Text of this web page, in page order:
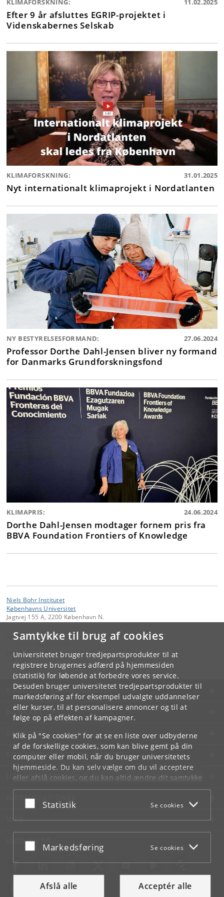
Samtykke til brug af cookies
Universitetet bruger tredjepartsprodukter til at
registrere brugernes adfærd på hjemmesiden
(statistik) for løbende at forbedre vores service.
Desuden bruger universitetet tredjepartsprodukter til
markedsføring af for eksempel udvalgte uddannelser
eller kurser, til at personalisere annoncer og til at
følge op på effekten af kampagner.
Klik på "Se cookies" for at se en liste over udbyderne
af de forskellige cookies, som kan blive gemt på din
computer eller mobil, når du bruger universitetets
hjemmeside. Du kan selv vælge om du vil acceptere
eller afslå cookies, og du kan altid ændre dit samtykke
underCookie- og privatlivspolitiksom du finder i
bunden af hver side.
Acceptér eller afslå
Statistik Se cookies
Acceptér eller afslå
Markedsføring Se cookies
Afslå alle Acceptér alle
KLIMAFORSKNING: 11.02.2025
Efter 9 år afsluttes EGRIP-projektet i
Videnskabernes Selskab
KLIMAFORSKNING: 31.01.2025
Nyt internationalt klimaprojekt i Nordatlanten
NY BESTYRELSESFORMAND: 27.06.2024
Professor Dorthe Dahl-Jensen bliver ny formand
for Danmarks Grundforskningsfond
KLIMAPRIS: 24.06.2024
Dorthe Dahl-Jensen modtager fornem pris fra
BBVA Foundation Frontiers of Knowledge
Niels Bohr Institutet
Københavns Universitet
Jagtvej 155 A, 2200 København N.
Kontakt:
Is-, klima- og geofysik
pice@nbi .ku.dk
KØBENHAVNS UNIVERSITET
KONTAKT
SERVICES
FOR STUDERENDE OG ANSATTE
JOB OG KARRIERE
NØDSITUATIONER
WEB
MØD KU PÅ